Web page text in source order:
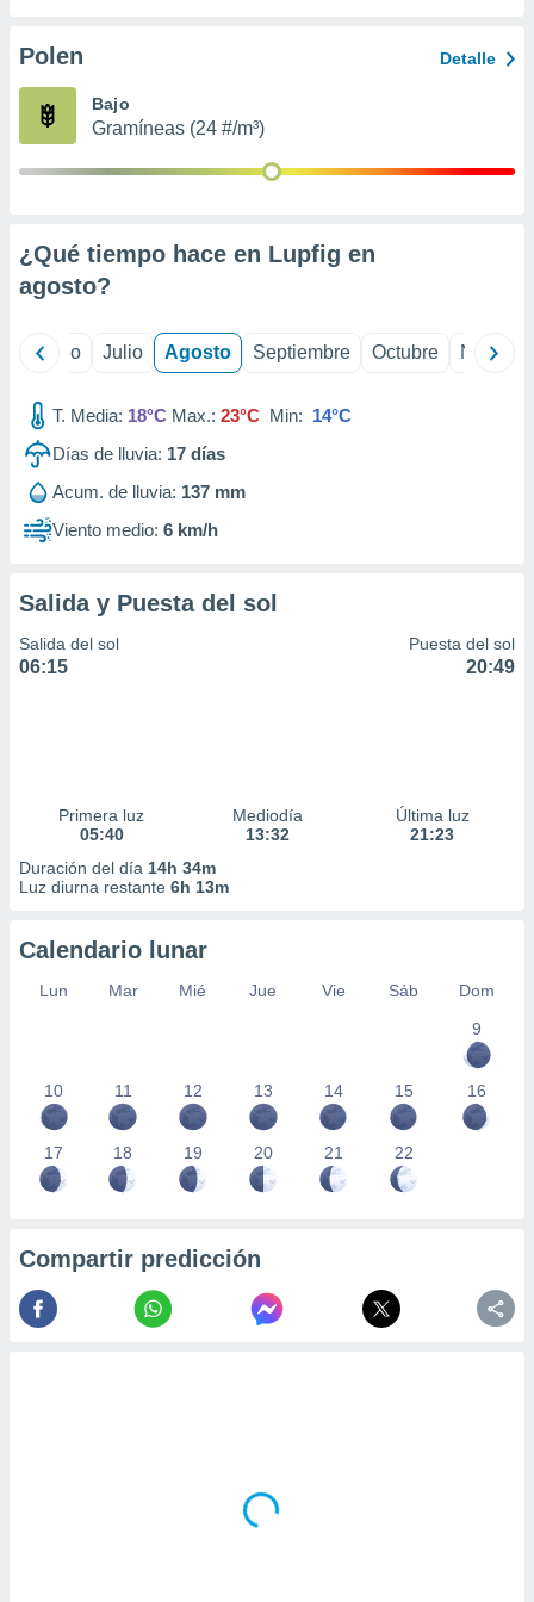
e
mediante
de
1199
Polen Detalle
Bajo
Gramíneas (24 #/m³)
¿Qué tiempo hace en Lupfig en
agosto?
Junio Julio Agosto Septiembre Octubre
T. Media: 18°C Max.: 23°C Min: 14°C
Días de lluvia: 17 días
Acum. de lluvia: 137 mm
Viento medio: 6 km/h
Salida y Puesta del sol
Salida del sol
06:15
Puesta del sol
20:49
Primera luz
05:40
Mediodía
13:32
Última luz
21:23
Duración del día 14h 34m
Luz diurna restante 6h 13m
Calendario lunar
Lun Mar Mié Jue Vie Sáb
Dom
9
10 11 12 13 14 15 16
17 18 19 20 21 22
Compartir predicción